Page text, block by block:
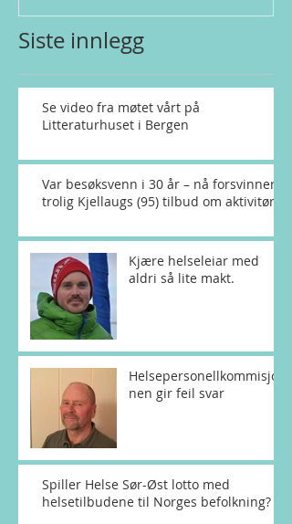
Siste innlegg
Se video fra møtet vårt på
Litteraturhuset i Bergen
Var besøksvenn i 30 år – nå forsvinner
trolig Kjellaugs (95) tilbud om aktivitør
Kjære helseleiar med
aldri så lite makt.
Helsepersonellkommisjo
nen gir feil svar
Spiller Helse Sør-Øst lotto med
helsetilbudene til Norges befolkning?